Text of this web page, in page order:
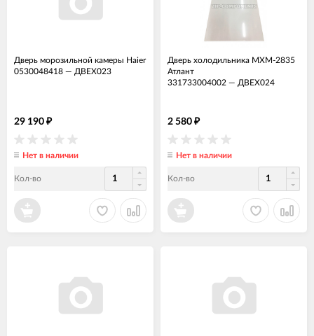
Дверь морозильной камеры Haier
0530048418 — ДВЕХ023
29 190 ₽
Нет в наличии
Кол-во
Дверь холодильника МХМ-2835
Атлант
331733004002 — ДВЕХ024
2 580 ₽
Нет в наличии
Кол-во